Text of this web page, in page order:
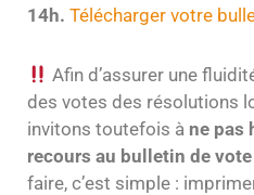
14h. Télécharger votre
Afin d’assurer une
des votes des résolutions
invitons toutefois à ne pas
recours au bulletin de
faire, c’est simple :